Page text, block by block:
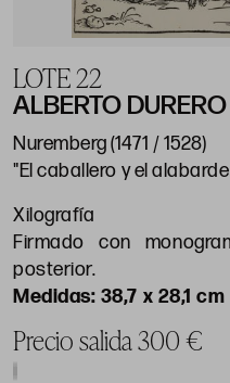
LOTE 22
ALBERTO DURERO
Nuremberg (1471 / 1528)
"El caballero y el
Xilografía
Firmado con
posterior.
38,7 x 28,1 cm
Precio salida 300 €